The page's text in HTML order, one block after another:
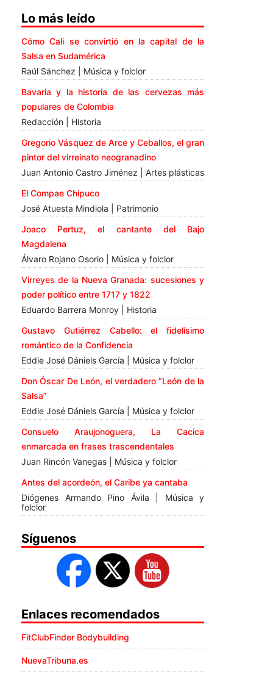
Lo más leído
Cómo Cali se convirtió en la capital de la
Salsa en Sudamérica
Raúl Sánchez | Música y folclor
Bavaria y la historia de las cervezas más
populares de Colombia
Redacción | Historia
Gregorio Vásquez de Arce y Ceballos, el gran
pintor del virreinato neogranadino
Juan Antonio Castro Jiménez | Artes plásticas
El Compae Chipuco
José Atuesta Mindiola | Patrimonio
Joaco Pertuz, el cantante del Bajo
Magdalena
Álvaro Rojano Osorio | Música y folclor
Virreyes de la Nueva Granada: sucesiones y
poder político entre 1717 y 1822
Eduardo Barrera Monroy | Historia
Gustavo Gutiérrez Cabello: el fidelísimo
romántico de la Confidencia
Eddie José Dániels García | Música y folclor
Don Óscar De León, el verdadero “León de la
Salsa”
Eddie José Dániels García | Música y folclor
Consuelo Araujonoguera, La Cacica
enmarcada en frases trascendentales
Juan Rincón Vanegas | Música y folclor
Antes del acordeón, el Caribe ya cantaba
Diógenes Armando Pino Ávila | Música y
folclor
Síguenos
Enlaces recomendados
FitClubFinder Bodybuilding
NuevaTribuna.es